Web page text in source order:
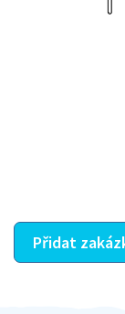
Přidat